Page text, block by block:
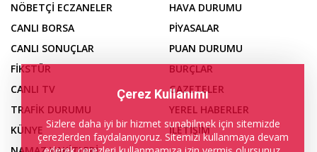
NÖBETÇİ ECZANELER
CANLI BORSA
CANLI SONUÇLAR
FİKSTÜR
CANLI TV
TRAFİK DURUMU
KÜNYE
HAVA DURUMU
PİYASALAR
PUAN DURUMU
BURÇLAR
GAZETELER
YEREL HABERLER
İLETİŞİM
Çerez Kullanımı
Sizlere daha iyi bir hizmet sunabilmek için sitemizde
çerezlerden faydalanıyoruz. Sitemizi kullanmaya devam